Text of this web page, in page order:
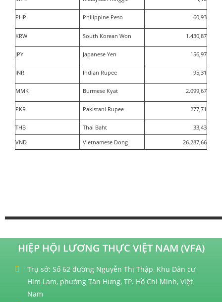
PHP Philippine Peso 60,93
KRW South Korean Won 1.430,87
JPY Japanese Yen 156,97
INR Indian Rupee 95,31
MMK Burmese Kyat 2.099,67
PKR Pakistani Rupee 277,71
THB Thai Baht
33,43
VND
Vietnamese Dong 26.287,66
HIỆP HỘI LƯƠNG THỰC VIỆT NAM (VFA)
Trụ sở: Số 62 đường Nguyễn Thị Thập, Khu Dân cư
Him Lam, phường Tân Hưng, TP. Hồ Chí Minh, Việt
Nam